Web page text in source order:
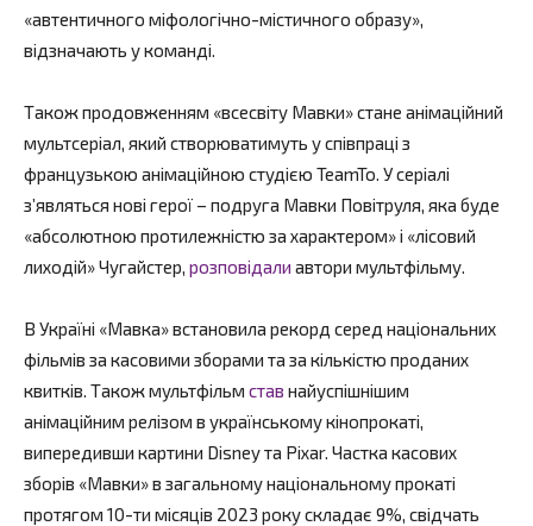
«автентичного міфологічно-містичного образу»,
відзначають у команді.
Також продовженням «всесвіту Мавки» стане анімаційний
мультсеріал, який створюватимуть у співпраці з
французькою анімаційною студією TeamTo. У серіалі
з’являться нові герої – подруга Мавки Повітруля, яка буде
«абсолютною протилежністю за характером» і «лісовий
лиходій» Чугайстер, розповідали автори мультфільму.
В Україні «Мавка» встановила рекорд серед національних
фільмів за касовими зборами та за кількістю проданих
квитків. Також мультфільм став найуспішнішим
анімаційним релізом в українському кінопрокаті,
випередивши картини Disney та Pixar. Частка касових
зборів «Мавки» в загальному національному прокаті
протягом 10-ти місяців 2023 року складає 9%, свідчать